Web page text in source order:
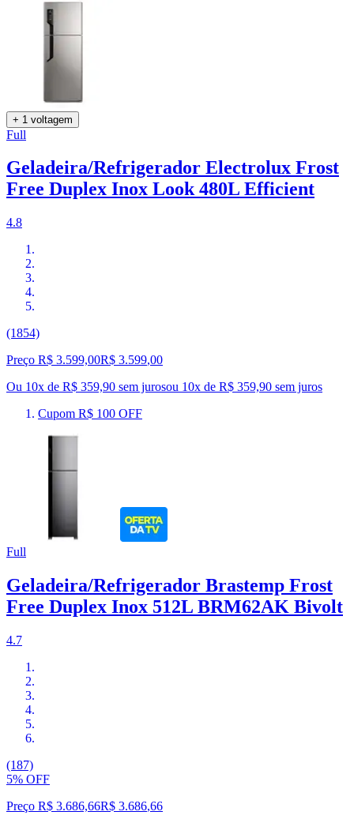
+ 1 voltagem
Full
Geladeira/Refrigerador Electrolux Frost
Free Duplex Inox Look 480L Efficient
4.8
(1854)
Preço R$ 3.599,00R$ 3.599,00
Ou 10x de R$ 359,90 sem jurosou 10x de R$ 359,90 sem juros
Cupom R$ 100 OFF
Full
Geladeira/Refrigerador Brastemp Frost
Free Duplex Inox 512L BRM62AK Bivolt
4.7
(187)
5% OFF
Preço R$ 3.686,66R$ 3.686,66